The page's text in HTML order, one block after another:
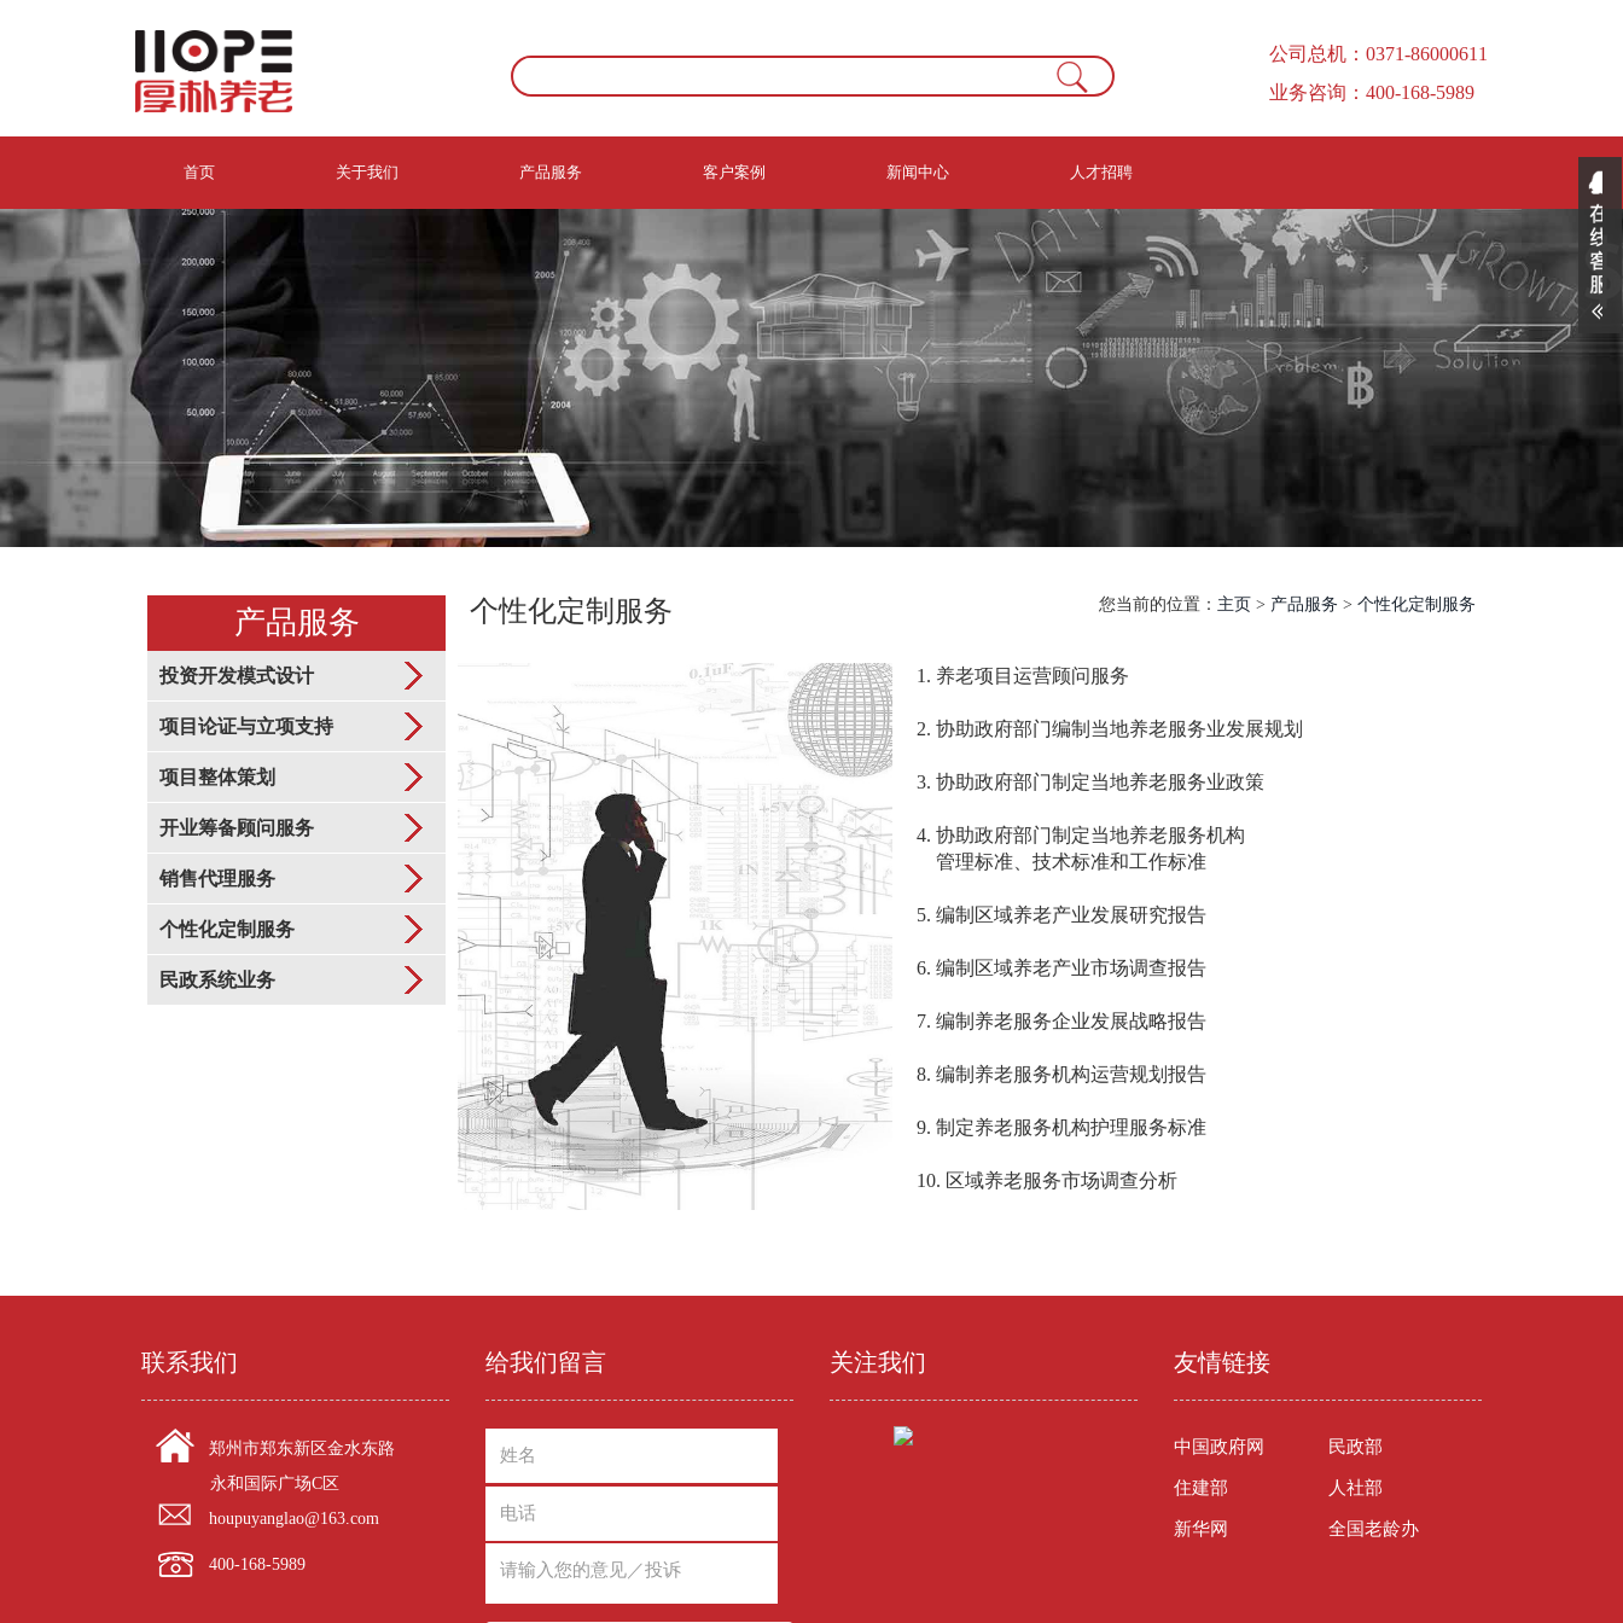
公司总机：0371-86000611
业务咨询：400-168-5989
首页 关于我们 产品服务 客户案例 新闻中心 人才招聘
产品服务
投资开发模式设计
项目论证与立项支持
项目整体策划
开业筹备顾问服务
销售代理服务
个性化定制服务
民政系统业务
您当前的位置： 主页 > 产品服务 > 个性化定制服务
个性化定制服务
1. 养老项目运营顾问服务
2. 协助政府部门编制当地养老服务业发展规划
3. 协助政府部门制定当地养老服务业政策
4. 协助政府部门制定当地养老服务机构
管理标准、技术标准和工作标准
5. 编制区域养老产业发展研究报告
6. 编制区域养老产业市场调查报告
7. 编制养老服务企业发展战略报告
8. 编制养老服务机构运营规划报告
9. 制定养老服务机构护理服务标准
10. 区域养老服务市场调查分析
联系我们
郑州市郑东新区金水东路
永和国际广场C区
houpuyanglao@163.com
400-168-5989
给我们留言 关注我们 友情链接
中国政府网 民政部
住建部 人社部
新华网 全国老龄办